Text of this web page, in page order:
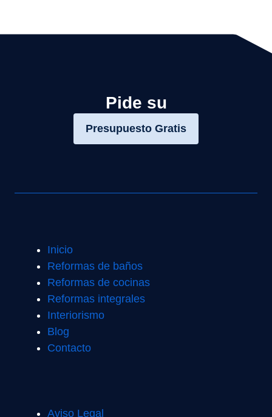
Pide su
Presupuesto Gratis
Inicio
Reformas de baños
Reformas de cocinas
Reformas integrales
Interiorismo
Blog
Contacto
Aviso Legal